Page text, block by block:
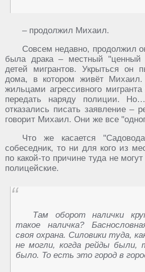
– продолжил Михаил.
Совсем недавно, продолжил
была драка – местный "ценный
детей мигрантов. Укрыться он
дома, в котором живёт
жильцами агрессивного
передать наряду полиции.
отказались писать заявление –
говорит Михаил. Они же все
Что же касается
собеседник, то ни для кого из
по какой-то причине туда не
полицейские.
Там оборот налички
такое наличка?
своя охрана. Силовики туда,
не могли, когда рейды были,
было. То есть это город в